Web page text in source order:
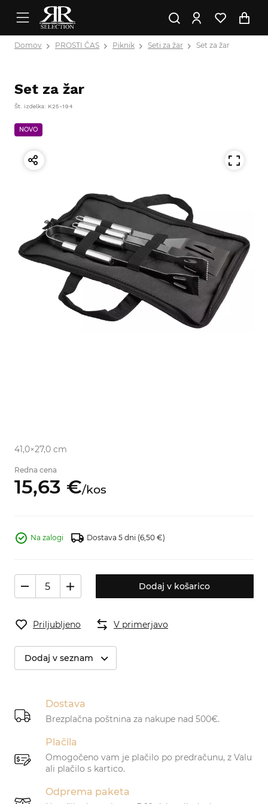
Domov PROSTI ČAS Piknik Seti za žar Set za žar
Set za žar
Št. izdelka: K25-194
NOVO
41,0×27,0 cm
Redna cena
15,63 €/kos
Na zalogi Dostava 5 dni (6,50 €)
Dodaj v košarico
Priljubljeno V primerjavo
Dodaj v seznam
Dostava
Brezplačna poštnina za nakupe nad 500€.
Plačila
Omogočeno vam je plačilo po predračunu, z Valu
ali plačilo s kartico.
Odprema paketa